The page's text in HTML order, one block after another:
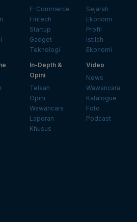
E-Commerce
Fintech
Startup
Gadget
Teknologi
Sejarah
Ekonomi
Profil
Istilah
Ekonomi
In-Depth &
Opini
Telaah
Opini
Wawancara
Laporan
Khusus
Video
News
Wawancara
Katalogue
Foto
Podcast